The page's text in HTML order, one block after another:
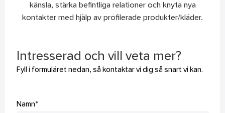
känsla, stärka befintliga relationer och knyta nya
kontakter med hjälp av profilerade produkter/kläder.
Intresserad och vill veta mer?
Fyll i formuläret nedan, så kontaktar vi dig så snart vi kan.
Namn*